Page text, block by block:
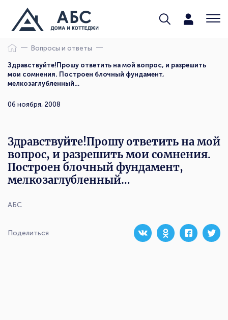
Вопросы и ответы
Здравствуйте!Прошу ответить на мой вопрос, и разрешить
мои сомнения. Построен блочный фундамент,
мелкозаглубленный…
АБС
06 ноября, 2008
Здравствуйте!Прошу ответить на мой
вопрос, и разрешить мои сомнения.
Построен блочный фундамент,
мелкозаглубленный…
Поделиться